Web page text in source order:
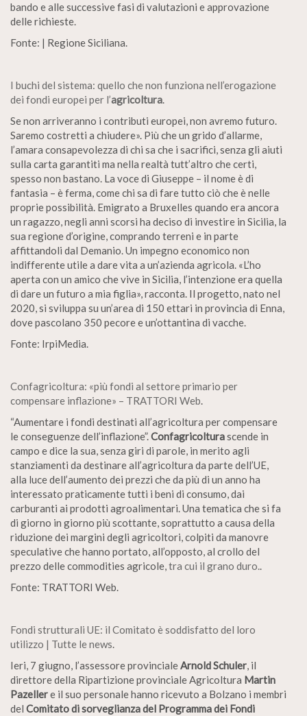
bando e alle successive fasi di valutazioni e approvazione
delle richieste.
Fonte: | Regione Siciliana.
I buchi del sistema: quello che non funziona nell’erogazione
dei fondi europei per l’agricoltura.
Se non arriveranno i contributi europei, non avremo futuro.
Saremo costretti a chiudere». Più che un grido d’allarme,
l’amara consapevolezza di chi sa che i sacrifici, senza gli aiuti
sulla carta garantiti ma nella realtà tutt’altro che certi,
spesso non bastano. La voce di Giuseppe – il nome è di
fantasia – è ferma, come chi sa di fare tutto ciò che è nelle
proprie possibilità. Emigrato a Bruxelles quando era ancora
un ragazzo, negli anni scorsi ha deciso di investire in Sicilia, la
sua regione d’origine, comprando terreni e in parte
affittandoli dal Demanio. Un impegno economico non
indifferente utile a dare vita a un’azienda agricola. «L’ho
aperta con un amico che vive in Sicilia, l’intenzione era quella
di dare un futuro a mia figlia», racconta. Il progetto, nato nel
2020, si sviluppa su un’area di 150 ettari in provincia di Enna,
dove pascolano 350 pecore e un’ottantina di vacche.
Fonte: IrpiMedia.
Confagricoltura: «più fondi al settore primario per
compensare inflazione» – TRATTORI Web.
“Aumentare i fondi destinati all’agricoltura per compensare
le conseguenze dell’inflazione”.Confagricolturascende in
campo e dice la sua, senza giri di parole, in merito agli
stanziamenti da destinare all’agricoltura da parte dell’UE,
alla luce dell’aumento dei prezzi che da più di un anno ha
interessato praticamente tutti i beni di consumo, dai
carburanti ai prodotti agroalimentari. Una tematica che si fa
di giorno in giorno più scottante, soprattutto a causa della
riduzione dei margini degli agricoltori, colpiti da manovre
speculative che hanno portato, all’opposto, al crollo del
prezzo delle commodities agricole,tra cui il grano duro..
Fonte: TRATTORI Web.
Fondi strutturali UE: il Comitato è soddisfatto del loro
utilizzo | Tutte le news.
Ieri, 7 giugno, l’assessore provincialeArnold Schuler, il
direttore della Ripartizione provinciale Agricoltura Martin
Pazellere il suo personale hanno ricevuto a Bolzano i membri
del Comitato di sorveglianza del Programma dei Fondi